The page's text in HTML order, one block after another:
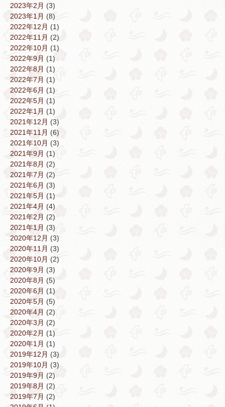
2023年2月 (3)
2023年1月 (8)
2022年12月 (1)
2022年11月 (2)
2022年10月 (1)
2022年9月 (1)
2022年8月 (1)
2022年7月 (1)
2022年6月 (1)
2022年5月 (1)
2022年1月 (1)
2021年12月 (3)
2021年11月 (6)
2021年10月 (3)
2021年9月 (1)
2021年8月 (2)
2021年7月 (2)
2021年6月 (3)
2021年5月 (1)
2021年4月 (4)
2021年2月 (2)
2021年1月 (3)
2020年12月 (3)
2020年11月 (3)
2020年10月 (2)
2020年9月 (3)
2020年8月 (5)
2020年6月 (1)
2020年5月 (5)
2020年4月 (2)
2020年3月 (2)
2020年2月 (1)
2020年1月 (1)
2019年12月 (3)
2019年10月 (3)
2019年9月 (2)
2019年8月 (2)
2019年7月 (2)